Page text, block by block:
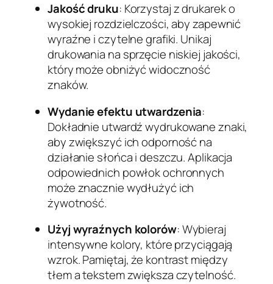
Jakość druku: Korzystaj z drukarek o
wysokiej rozdzielczości, aby zapewnić
wyraźne i czytelne grafiki. Unikaj
drukowania na sprzęcie niskiej jakości,
który może obniżyć widoczność
znaków.
Wydanie efektu utwardzenia:
Dokładnie utwardź wydrukowane znaki,
aby zwiększyć ich odporność na
działanie słońca i deszczu. Aplikacja
odpowiednich powłok ochronnych
może znacznie wydłużyć ich
żywotność.
Użyj wyraźnych kolorów: Wybieraj
intensywne kolory, które przyciągają
wzrok. Pamiętaj, że kontrast między
tłem a tekstem zwiększa czytelność.